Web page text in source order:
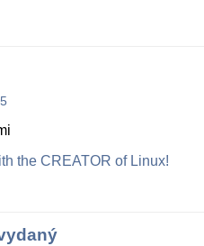
the CREATOR of Linux!